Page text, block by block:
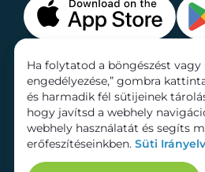
Ha folytatod a böngészést vagy
engedélyezése,” gombra
és harmadik fél sütijeinek
hogy javítsd a webhely
webhely használatát és segíts
erőfeszítéseinkben. Süti